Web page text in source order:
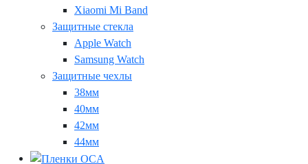
Xiaomi Mi Band
Защитные стекла
Apple Watch
Samsung Watch
Защитные чехлы
38мм
40мм
42мм
44мм